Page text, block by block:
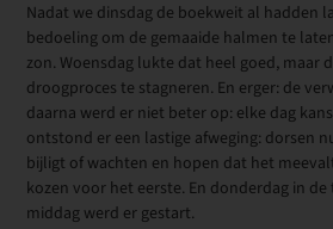
Nadat we dinsdag de boekweit al hadden
bedoeling om de gemaaide halmen te
zon. Woensdag lukte dat heel goed, maar
droogproces te stagneren. En erger: de
daarna werd er niet beter op: elke dag
ontstond er een lastige afweging: dorsen
bijligt of wachten en hopen dat het
kozen voor het eerste. En donderdag in
middag werd er gestart.